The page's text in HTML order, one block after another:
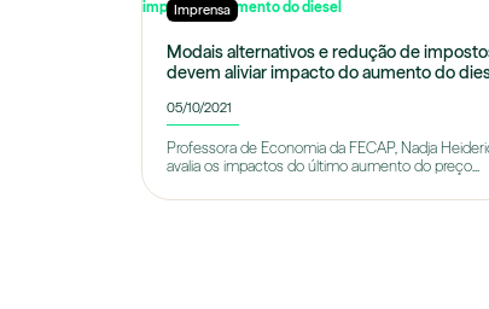
Imprensa
Modais alternativos e redução de
devem aliviar impacto do aumento do
05/10/2021
Professora de Economia da FECAP, Nadja
avalia os impactos do último aumento do preço...